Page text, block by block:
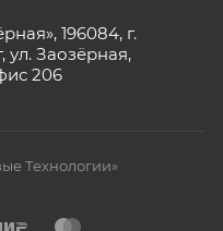
196084, г.
ул. Заозёрная,
206
Технологии»